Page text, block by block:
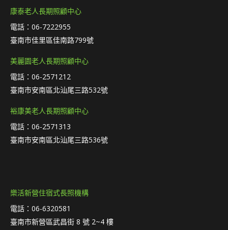
康泰老人長期照顧中心
電話：06-7222955
臺南市佳里區佳南路799號
美麗園老人長期照顧中心
電話：06-2571212
臺南市安南區北汕尾三路532號
裕康美老人長期照顧中心
電話：06-2571313
臺南市安南區北汕尾三路536號
樂活新營住宿式長照機構
電話：06-6320581
臺南市新營區武昌街 8 號 2~4 樓